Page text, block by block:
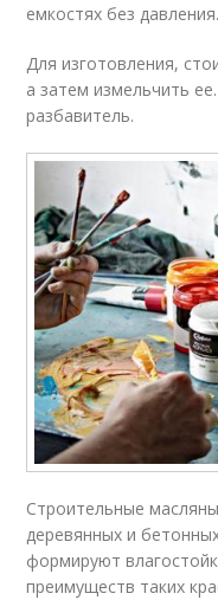
емкостях без давления.
Для изготовления,
а затем измельчить
разбавитель.
Строительные
деревянных и
формируют
преимуществ таких